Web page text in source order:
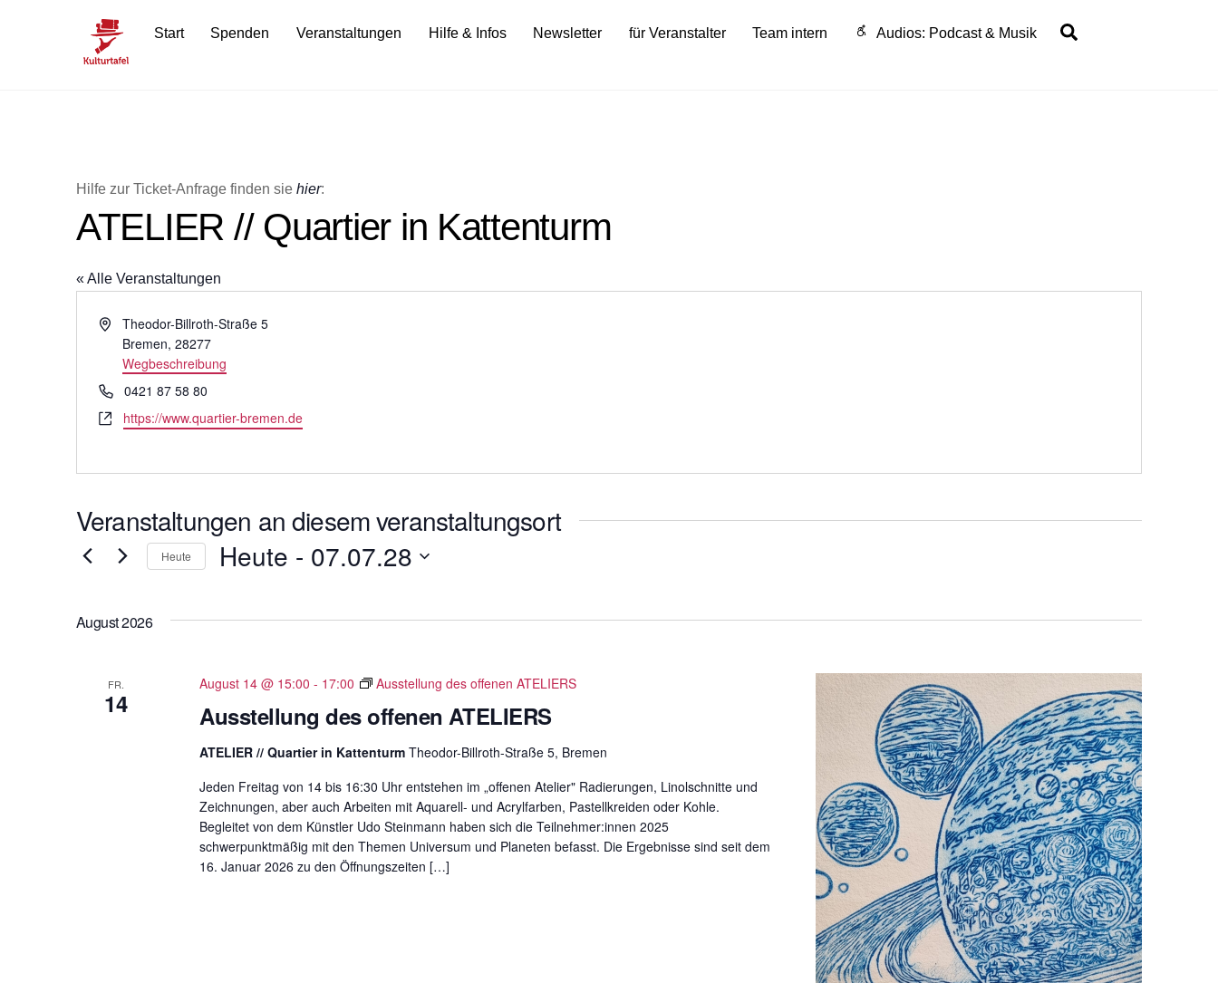
Start Spenden Veranstaltungen Hilfe & Infos Newsletter für Veranstalter Team intern Audios: Podcast & Musik
Hilfe zur Ticket-Anfrage finden sie hier:
ATELIER // Quartier in Kattenturm
« Alle Veranstaltungen
A
e
s
Theodor-Billroth-Straße 5
Bremen, 28277
Wegbeschreibung
T
e
l
f
0421 87 58 80
W
s
i
t
https://www.quartier-bremen.de
Veranstaltungen an diesem veranstaltungsort
Heute Heute - 07.07.28
m
ä
h
e
n
.
August 2026
FR.
14 Ausstellung des offenen ATELIERS
August 14 @ 15:00 - 17:00 Ausstellung des offenen ATELIERS
ATELIER // Quartier in Kattenturm Theodor-Billroth-Straße 5, Bremen
Jeden Freitag von 14 bis 16:30 Uhr entstehen im „offenen Atelier" Radierungen, Linolschnitte und
Zeichnungen, aber auch Arbeiten mit Aquarell- und Acrylfarben, Pastellkreiden oder Kohle.
Begleitet von dem Künstler Udo Steinmann haben sich die Teilnehmer:innen 2025
schwerpunktmäßig mit den Themen Universum und Planeten befasst. Die Ergebnisse sind seit dem
16. Januar 2026 zu den Öffnungszeiten […]